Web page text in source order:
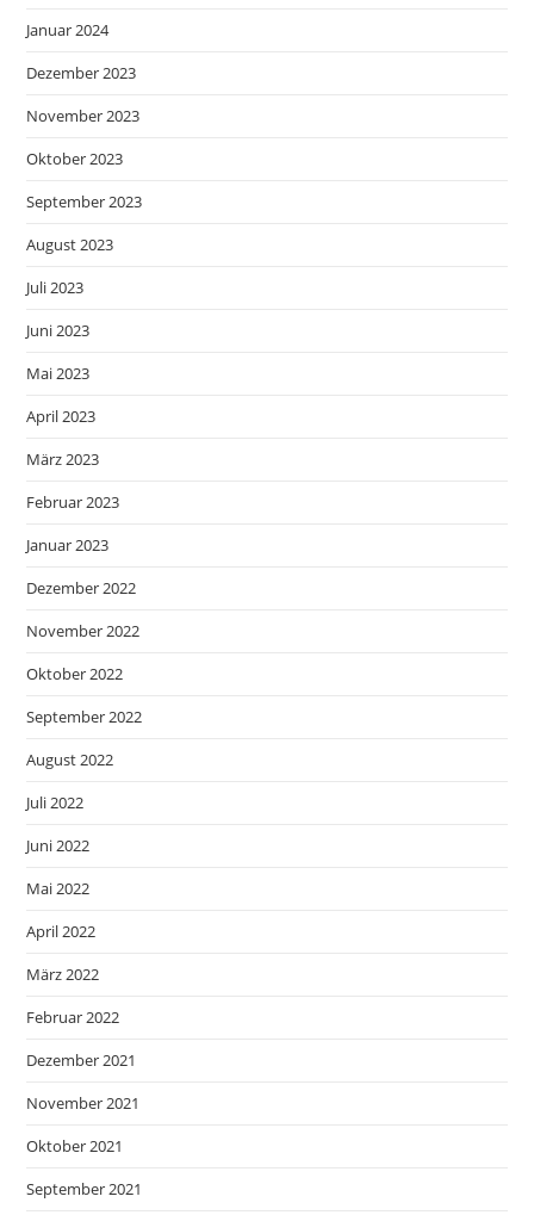
Januar 2024
Dezember 2023
November 2023
Oktober 2023
September 2023
August 2023
Juli 2023
Juni 2023
Mai 2023
April 2023
März 2023
Februar 2023
Januar 2023
Dezember 2022
November 2022
Oktober 2022
September 2022
August 2022
Juli 2022
Juni 2022
Mai 2022
April 2022
März 2022
Februar 2022
Dezember 2021
November 2021
Oktober 2021
September 2021